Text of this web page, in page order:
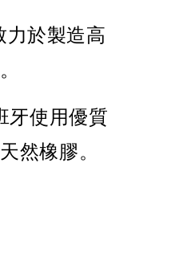
力於製造高
牙使用優質
然橡膠。